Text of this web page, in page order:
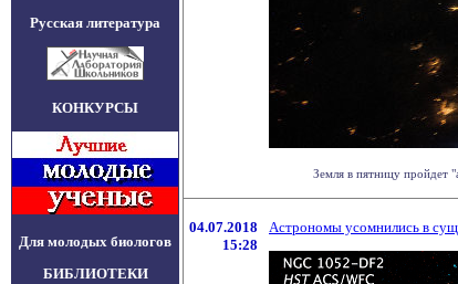
Русская литература
КОНКУРСЫ
Для молодых биологов
БИБЛИОТЕКИ
Земля в пятницу пройдет
04.07.2018
15:28
Астрономы усомнились в